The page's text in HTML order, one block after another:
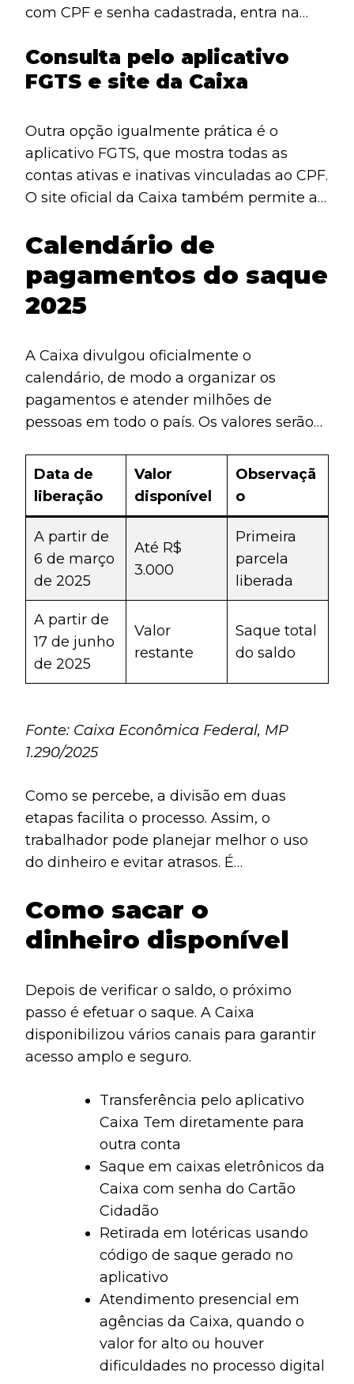
com CPF e senha cadastrada, entra na
disso, pode transferir o valor diretamente
para outra conta, o que elimina a
agência.
Consulta pelo aplicativo
FGTS e site da Caixa
Outra opção igualmente prática é o
aplicativo FGTS, que mostra todas as
contas ativas e inativas vinculadas ao CPF.
O site oficial da Caixa também permite a
e responder perguntas de segurança.
Assim, o trabalhador dispõe de mais de
uma alternativa segura e confiável para
confirmar se possui saldo.
Calendário de
pagamentos do saque
2025
A Caixa divulgou oficialmente o
calendário, de modo a organizar os
pagamentos e atender milhões de
pessoas em todo o país. Os valores serão
Data de
liberação
Valor
disponível
Observaçã
o
A partir de
6 de março
de 2025
Até R$
3.000
Primeira
parcela
liberada
A partir de
17 de junho
de 2025
Valor
restante
Saque total
do saldo
Fonte: Caixa Econômica Federal, MP
1.290/2025
Como se percebe, a divisão em duas
etapas facilita o processo. Assim, o
trabalhador pode planejar melhor o uso
do dinheiro e evitar atrasos. É
não haverá prorrogação oficial.
Como sacar o
dinheiro disponível
Depois de verificar o saldo, o próximo
passo é efetuar o saque. A Caixa
disponibilizou vários canais para garantir
acesso amplo e seguro.
Transferência pelo aplicativo
Caixa Tem diretamente para
outra conta
Saque em caixas eletrônicos da
Caixa com senha do Cartão
Cidadão
Retirada em lotéricas usando
código de saque gerado no
aplicativo
Atendimento presencial em
agências da Caixa, quando o
valor for alto ou houver
dificuldades no processo digital